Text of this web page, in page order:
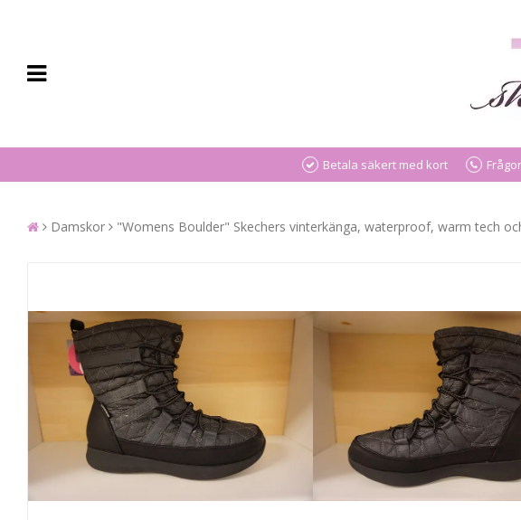
Betala säkert med kort
Damskor "Womens Boulder" Skechers vinterkänga, waterproof, warm tech